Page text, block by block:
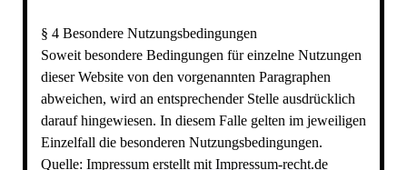
§ 4 Besondere Nutzungsbedingungen
Soweit besondere Bedingungen für einzelne Nutzungen
dieser Website von den vorgenannten Paragraphen
abweichen, wird an entsprechender Stelle ausdrücklich
darauf hingewiesen. In diesem Falle gelten im jeweiligen
Einzelfall die besonderen Nutzungsbedingungen.
Quelle: Impressum erstellt mit Impressum-recht.de